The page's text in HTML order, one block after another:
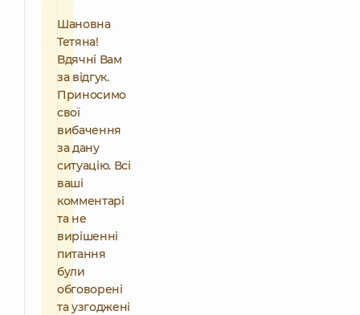
Шановна
Тетяна!
Вдячні Вам
за відгук.
Приносимо
свої
вибачення
за дану
ситуацію. Всі
ваші
комментарі
та не
вирішенні
питання
були
обговорені
та узгоджені